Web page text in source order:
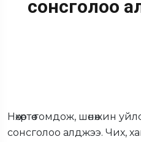
сонсголоо
Нөхөртөө гомдож, шөнөжин
сонсголоо алджээ. Чих,